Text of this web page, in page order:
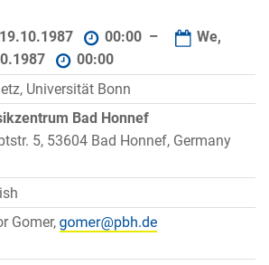
00:00 –
We,
00:00
Universität Bonn
Bad Honnef
5, 53604 Bad Honnef, Germany
Gomer,